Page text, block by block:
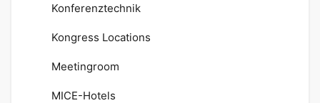
Konferenztechnik
Kongress Locations
Meetingroom
MICE-Hotels